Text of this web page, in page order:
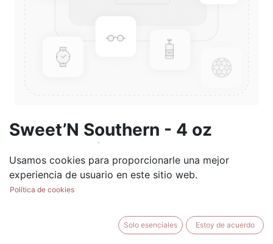
Sweet’N Southern - 4 oz
Scented Oil
(0 reseña)
$19.99
Usamos cookies para proporcionarle una mejor
experiencia de usuario en este sitio web.
Política de cookies
Solo esenciales Estoy de acuerdo